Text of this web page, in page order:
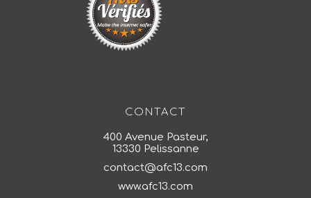
CONTACT
400 Avenue Pasteur,
13330 Pelissanne
contact@afc13.com
www.afc13.com